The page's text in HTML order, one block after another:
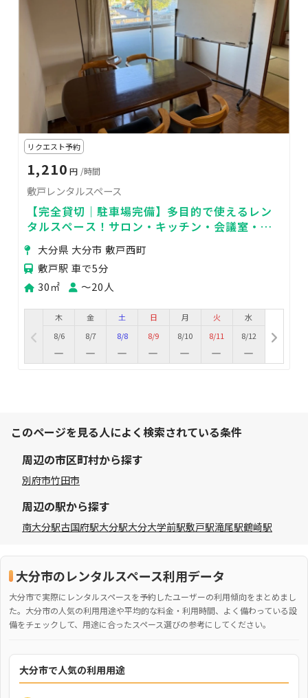
リクエスト予約
1,210 円 /時間
敷戸レンタルスペース
【完全貸切｜駐車場完備】多目的で使えるレン
タルスペース！サロン・キッチン・会議室・コ
ワーキングスペース・自習室・イベント・講座
など大分県 大分市 敷戸西町
敷戸駅 車で5分
30㎡
〜20人
木
8/6
金
8/7
土
8/8
日
8/9
月
8/10
火
8/11
水
8/12
このページを見る人によく検索されている条件
周辺の市区町村から探す
別府市竹田市
周辺の駅から探す
南大分駅古国府駅大分駅大分大学前駅敷戸駅滝尾駅鶴崎駅
大分市のレンタルスペース利用データ
大分市で実際にレンタルスペースを予約したユーザーの利用傾向をまとめまし
た。大分市の人気の利用用途や平均的な料金・利用時間、よく備わっている設
備をチェックして、用途に合ったスペース選びの参考にしてください。
大分市で人気の利用用途